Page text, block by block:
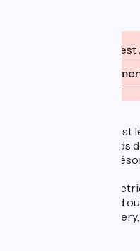
Cet établissement
Voir ses
Station Bee's Melun
parcours mêlant bords
surprendre par les
Location de vélos
Louez un VTC Allroad
de Barbizon et